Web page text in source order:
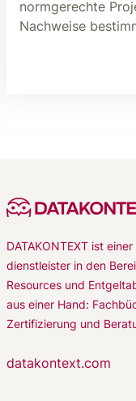
normgerechte
Nachweise
DATAKONTEXT ist
dienstleister in den
Resources und
aus einer Hand:
Zertifizierung und
datakontext.com